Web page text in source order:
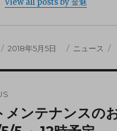
View all posts by 金魅
2018年5月5日 ニュース
メンテナンスの